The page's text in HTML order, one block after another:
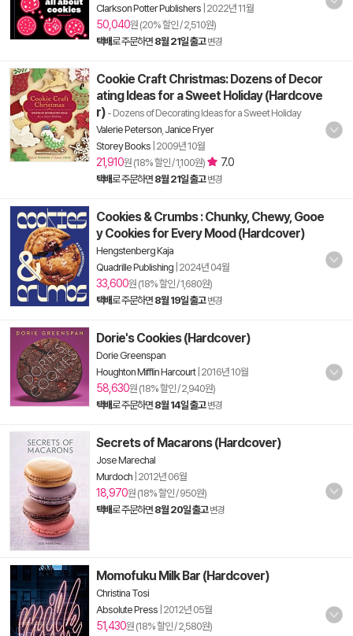
Clarkson Potter Publishers 2022년 11월
50,040원 (20% 할인 / 2,510원)
택배로 주문하면 8월 21일 출고 변경
Cookie Craft Christmas: Dozens of Decor
ating Ideas for a Sweet Holiday (Hardcove
r) - Dozens of Decorating Ideas for a Sweet Holiday
Valerie Peterson Janice Fryer
Storey Books 2009년 10월
21,910원 (18% 할인 / 1,100원) 7.0
택배로 주문하면 8월 21일 출고 변경
Cookies & Crumbs : Chunky, Chewy, Gooe
y Cookies for Every Mood (Hardcover)
Hengstenberg Kaja
Quadrille Publishing 2024년 04월
33,600원 (18% 할인 / 1,680원)
택배로 주문하면 8월 19일 출고 변경
Dorie's Cookies (Hardcover)
Dorie Greenspan
Houghton Mifflin Harcourt| 2016년 10월
58,630원 (18% 할인 / 2,940원)
택배로 주문하면 8월 14일 출고 변경
Secrets of Macarons (Hardcover)
Jose Marechal
Murdoch 2012년 06월
18,970원 (18% 할인 / 950원)
택배로 주문하면 8월 20일 출고 변경
Momofuku Milk Bar (Hardcover)
Christina Tosi
Absolute Press 2012년 05월
51,430원 (18% 할인 / 2,580원)